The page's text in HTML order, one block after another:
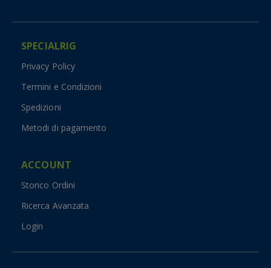
SPECIALRIG
Privacy Policy
Termini e Condizioni
Spedizioni
Metodi di pagamento
ACCOUNT
Storico Ordini
Ricerca Avanzata
Login